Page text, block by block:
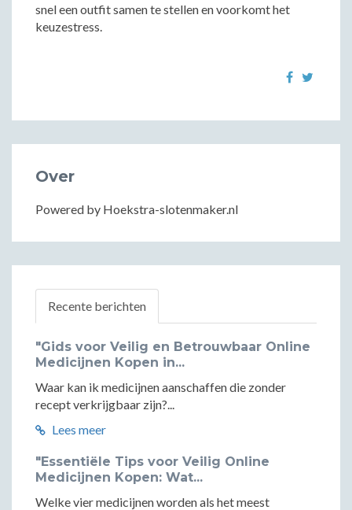
snel een outfit samen te stellen en voorkomt het
keuzestress.
Over
Powered by Hoekstra-slotenmaker.nl
Recente berichten
"Gids voor Veilig en Betrouwbaar Online
Medicijnen Kopen in...
Waar kan ik medicijnen aanschaffen die zonder
recept verkrijgbaar zijn?...
Lees meer
"Essentiële Tips voor Veilig Online
Medicijnen Kopen: Wat...
Welke vier medicijnen worden als het meest